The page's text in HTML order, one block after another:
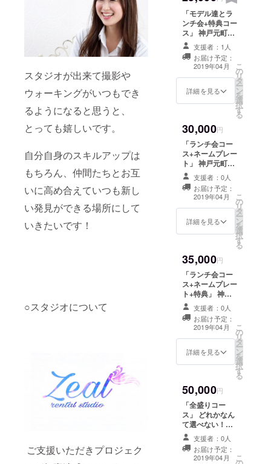
スタジオが出来て撮影や
ウォーキングがいつもでき
るようになると思うと、
とっても嬉しいです。
自分自身のスキルアップは
もちろん、仲間たちとお互
いに高め合えていつも新し
い発見ができる場所にして
いきたいです！
○スタジオについて
ご支援いただきプロジェク
お撮りいたしま
す。
い。 ※ランチは
ワンプレート+ワ
ンドリンクを予
定しています。
※現地集合、現地
解散でお願い致
します。 ※ラン
「モデル達とラ
ンチ会+特典コー
ス」 神戸元町に
あるカフェにて
２時間ほど美味
しいランチを食
べながら モデル
達と一緒にお話
ししましょう！
軽にお越しくだ
さい。 ※ランチ
はワンプレート
+ワンドリンクを
予定していま
す。 ※現地集
合、現地解散で
お願い致しま
す。 ※ランチ会
は平日を予定し
ています。 特典
と致しまして、
トカードをプレ
ゼント！ 食事会
後モデルとツー
ショット写真を
お撮りいたしま
す。
支援者：1人
お届け予定：
2019年04月
詳細を見る
こ
の
リ
タ
ー
ン
を
選
択
す
る
30,000円
「ランチ会コー
ス+ネームプレー
ト」 神戸元町に
あるカフェにて
２時間ほど美味
しいランチを食
べながら モデル
達と一緒にお話
ししましょう！
軽にお越しくだ
さい。 ※ランチ
はワンプレート
+ワンドリンクを
予定していま
す。 ※現地集
合、現地解散で
お願い致しま
す。 ※ランチ会
は平日を予定し
ています。 ※
ネームプレート
入り口付近に名
前入りのプレー
トを飾らせて頂
きます。（希望
者様のみ） ※ス
タジオに飾られ
るのを希望され
ない方にはネー
支援者：0人
お届け予定：
2019年04月
詳細を見る
こ
の
リ
タ
ー
ン
を
選
択
す
る
35,000円
「ランチ会コー
ス+ネームプレー
ト+特典」 神戸
元町にあるカ
フェにて２時間
ほど美味しいラ
ンチを食べなが
ら モデル達と一
緒にお話ししま
しょう！ 少人数
でもお気軽にお
越しください。
※ランチはワンプ
レート+ワンドリ
ンクを予定して
います。 ※現地
集合、現地解散
でお願い致しま
支援者：0人
お届け予定：
2019年04月
詳細を見る
こ
の
リ
タ
ー
ン
を
選
択
す
る
50,000円
「全盛りコー
ス」 どれかなん
て選べない！全
部欲しいです！
という方。 ・モ
デルのチェキ３
支援者：0人
お届け予定：
2019年04月
こ